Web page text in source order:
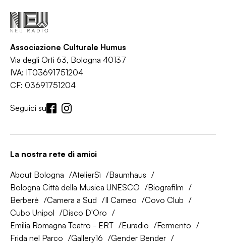
Associazione Culturale Humus
Via degli Orti 63, Bologna 40137
IVA: IT03691751204
CF: 03691751204
Seguici su
La nostra rete di amici
About Bologna AtelierSì
Baumhaus
Bologna Città della Musica UNESCO
Biografilm
Berberè
Camera a Sud Il Cameo
Covo Club
Cubo Unipol
Disco D'Oro
Emilia Romagna Teatro - ERT
Euradio
Fermento
Frida nel Parco
Gallery16
Gender Bender